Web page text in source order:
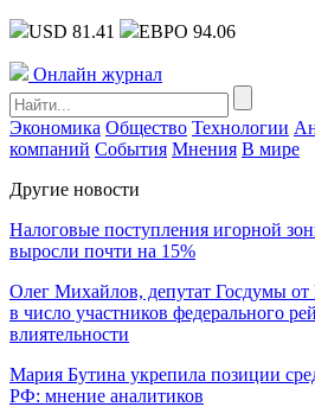
USD 81.41 ЕВРО 94.06
Онлайн журнал
Экономика Общество Технологии
компаний События Мнения В мире
Другие новости
Налоговые поступления игорной
выросли почти на 15%
Олег Михайлов, депутат Госдумы
в число участников федерального
влиятельности
Мария Бутина укрепила позиции
РФ: мнение аналитиков